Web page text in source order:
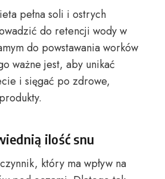
pełna soli i ostrych
do retencji wody w
do powstawania worków
ważne jest, aby unikać
i sięgać po zdrowe,
ilość snu
który ma wpływ na